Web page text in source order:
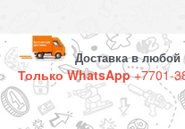
Доставка в
Только WhatsApp+7701-